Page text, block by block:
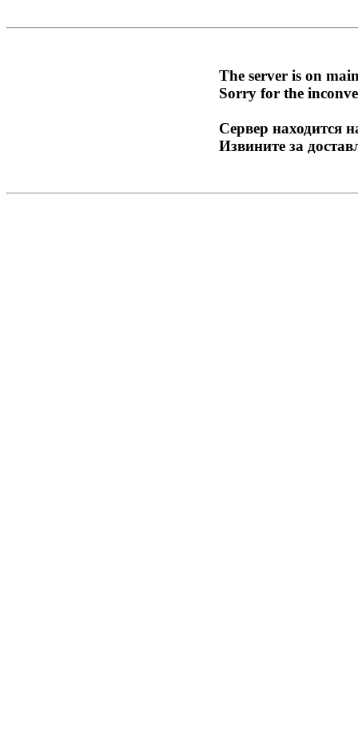
The server is on
Sorry for the
Сервер находится
Извините за